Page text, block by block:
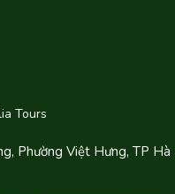
Tours
Phường Việt Hưng, TP Hà